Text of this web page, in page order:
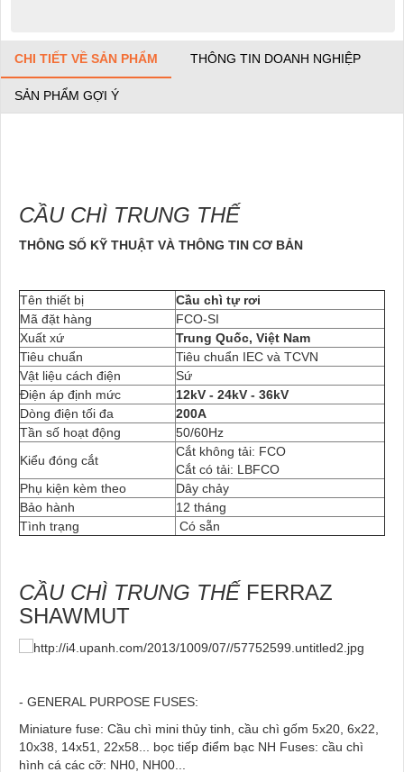
CHI TIẾT VỀ SẢN PHẨM THÔNG TIN DOANH NGHIỆP
SẢN PHẨM GỢI Ý
CẦU CHÌ TRUNG THẾ
THÔNG SỐ KỸ THUẬT VÀ THÔNG TIN CƠ BẢN
Tên thiết bị
Cầu chì tự rơi
Mã đặt hàng
FCO-SI
Xuất xứ
Trung Quốc, Việt Nam
Tiêu chuẩn
Tiêu chuẩn IEC và TCVN
Vật liệu cách điện
Sứ
Điện áp định mức
12kV - 24kV - 36kV
Dòng điện tối đa
200A
Tần số hoạt động
50/60Hz
Kiểu đóng cắt
Cắt không tải: FCO
Cắt có tải: LBFCO
Phụ kiện kèm theo
Dây chảy
Bảo hành
12 tháng
Tình trạng
Có sẵn
CẦU CHÌ TRUNG THẾFERRAZ
SHAWMUT
- GENERAL PURPOSE FUSES:
Miniature fuse: Cầu chì mini thủy tinh, cầu chì gốm 5x20, 6x22,
10x38, 14x51, 22x58... bọc tiếp điểm bạc NH Fuses: cầu chì
hình cá các cỡ: NH0, NH00...